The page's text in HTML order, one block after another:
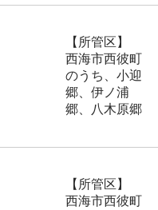
【所管区】
西海市西彼町
のうち、小迎
郷、伊ノ浦
郷、八木原郷
【所管区】
西海市西彼町